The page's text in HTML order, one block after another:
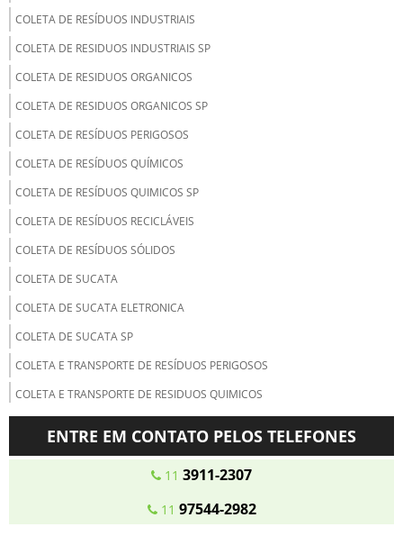
COLETA DE RESÍDUOS INDUSTRIAIS
COLETA DE RESIDUOS INDUSTRIAIS SP
COLETA DE RESIDUOS ORGANICOS
COLETA DE RESIDUOS ORGANICOS SP
COLETA DE RESÍDUOS PERIGOSOS
COLETA DE RESÍDUOS QUÍMICOS
COLETA DE RESÍDUOS QUIMICOS SP
COLETA DE RESÍDUOS RECICLÁVEIS
COLETA DE RESÍDUOS SÓLIDOS
COLETA DE SUCATA
COLETA DE SUCATA ELETRONICA
COLETA DE SUCATA SP
COLETA E TRANSPORTE DE RESÍDUOS PERIGOSOS
COLETA E TRANSPORTE DE RESIDUOS QUIMICOS
COLETA SELETIVA DE PAPEL E PAPELÃO
COLETA SELETIVA DE RESIDUOS ORGANICOS
ENTRE EM CONTATO PELOS TELEFONES
11 3911-2307
11 97544-2982